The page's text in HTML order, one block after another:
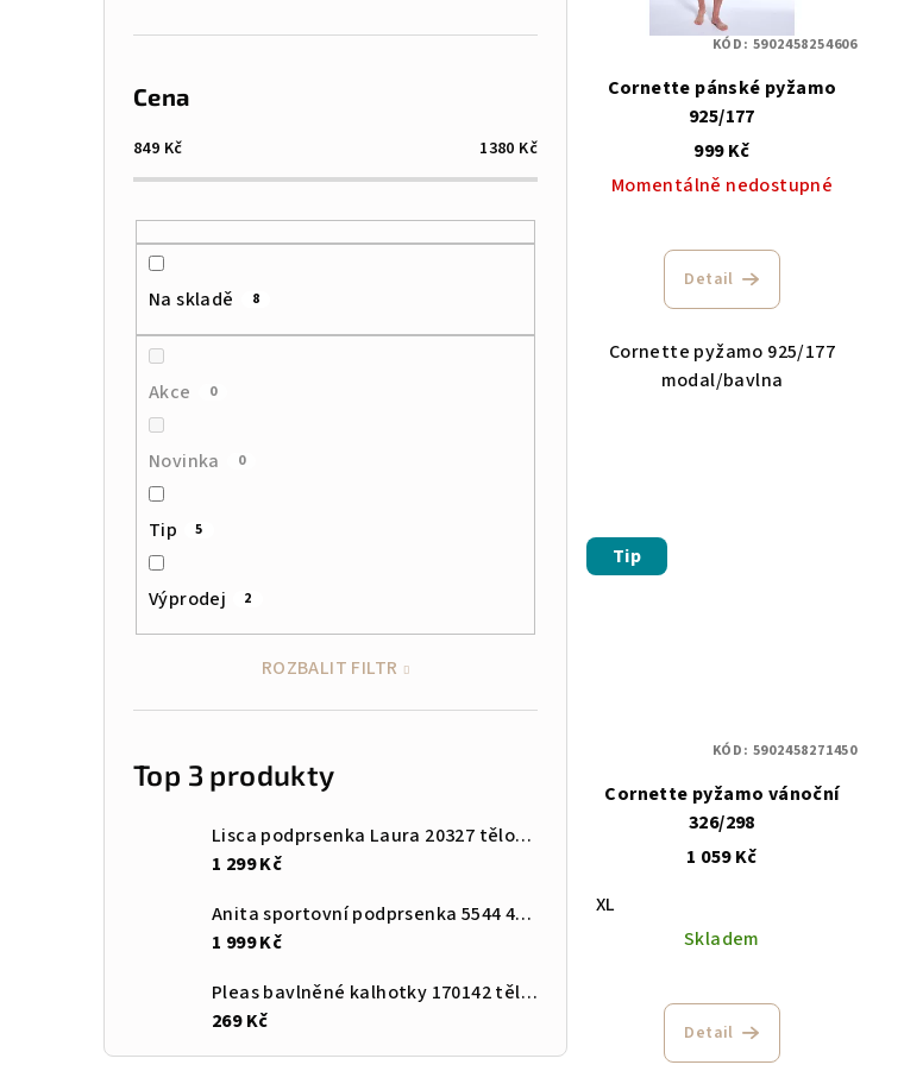
Cena
849 Kč 1380 Kč
Na skladě 8
Akce 0
Novinka 0
Tip 5
Výprodej 2
ROZBALIT FILTR
Top 3 produkty
Lisca podprsenka Laura 20327 tělová VK
1 299 Kč
Anita sportovní podprsenka 5544 408 šedá
1 999 Kč
Pleas bavlněné kalhotky 170142 tělová
269 Kč
oCornette pánské pyžamo
925/177
999 Kč
Momentálně nedostupné
Detail
Cornette pyžamo 925/177
modal/bavlna
KÓD: 5902458254606
Tip
Cornette pyžamo vánoční
326/298
1 059 Kč
XL
Skladem
Detail
KÓD: 5902458271450